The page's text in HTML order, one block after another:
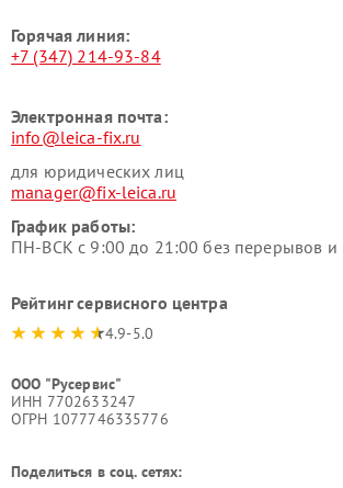
Горячая линия:
+7 (347) 214-93-84
Электронная почта:
info@leica-fix.ru
для юридических лиц
manager@fix-leica.ru
График работы:
ПН-ВСК с 9:00 до 21:00 без перерывов
Рейтинг сервисного центра
4.9-5.0
ООО "Русервис"
ИНН 7702633247
ОГРН 1077746335776
Поделиться в соц. сетях: